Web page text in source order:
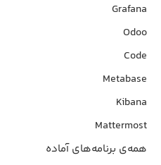
Grafana
Odoo
Code
Metabase
Kibana
Mattermost
همه‌ی برنامه‌های آماده